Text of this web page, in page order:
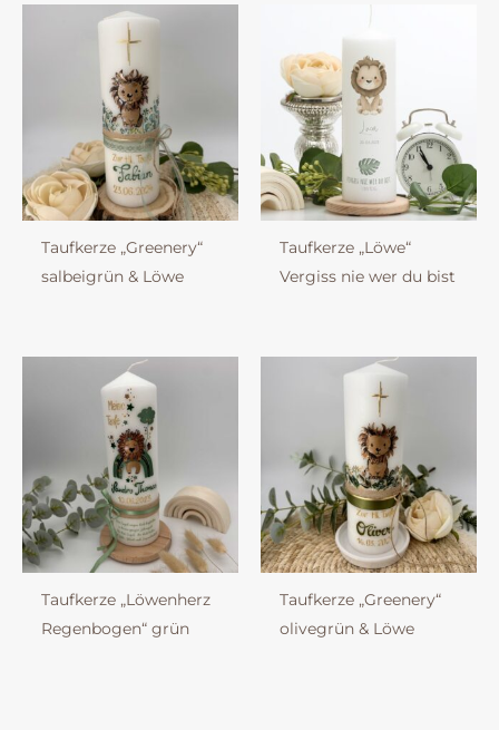
Taufkerze „Greenery“
salbeigrün & Löwe
Taufkerze „Löwe“
Vergiss nie wer du bist
Taufkerze „Löwenherz
Regenbogen“ grün
Taufkerze „Greenery“
olivegrün & Löwe